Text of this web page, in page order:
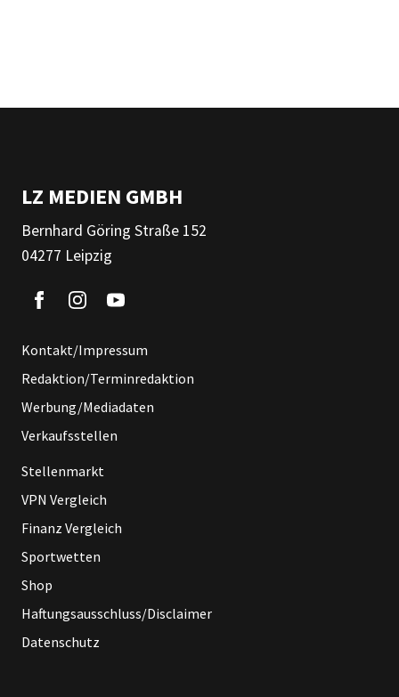
LZ MEDIEN GMBH
Bernhard Göring Straße 152
04277 Leipzig
Kontakt/Impressum
Redaktion/Terminredaktion
Werbung/Mediadaten
Verkaufsstellen
Stellenmarkt
VPN Vergleich
Finanz Vergleich
Sportwetten
Shop
Haftungsausschluss/Disclaimer
Datenschutz